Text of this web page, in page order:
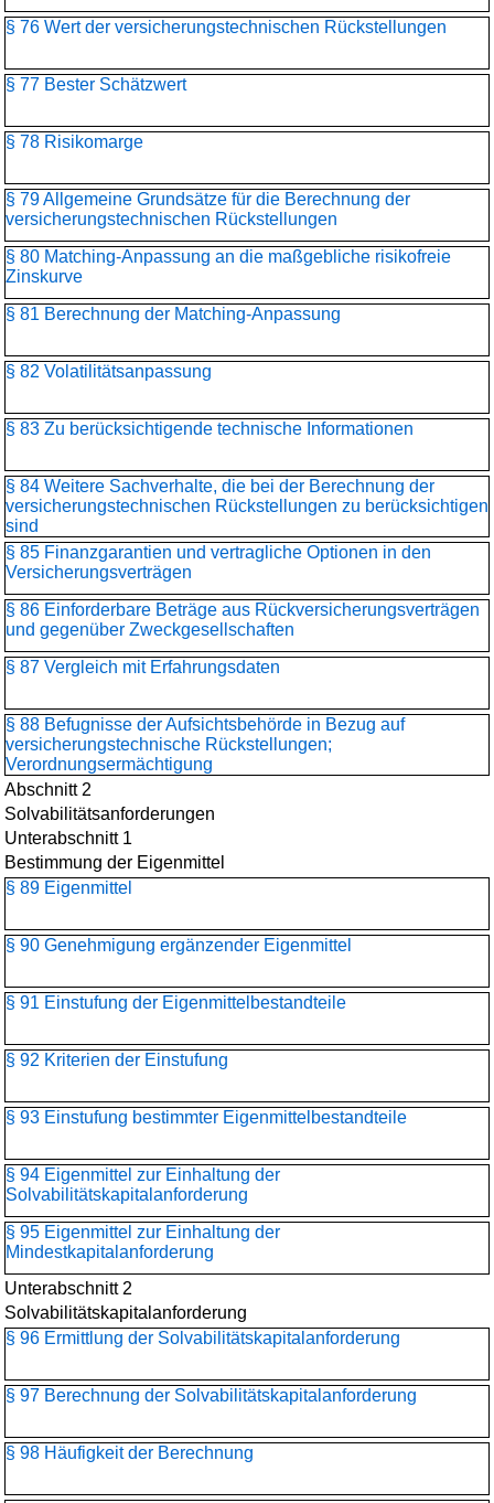
§ 76 Wert der versicherungstechnischen Rückstellungen
§ 77 Bester Schätzwert
§ 78 Risikomarge
§ 79 Allgemeine Grundsätze für die Berechnung der
versicherungstechnischen Rückstellungen
§ 80 Matching-Anpassung an die maßgebliche risikofreie
Zinskurve
§ 81 Berechnung der Matching-Anpassung
§ 82 Volatilitätsanpassung
§ 83 Zu berücksichtigende technische Informationen
§ 84 Weitere Sachverhalte, die bei der Berechnung der
versicherungstechnischen Rückstellungen zu berücksichtigen
sind
§ 85 Finanzgarantien und vertragliche Optionen in den
Versicherungsverträgen
§ 86 Einforderbare Beträge aus Rückversicherungsverträgen
und gegenüber Zweckgesellschaften
§ 87 Vergleich mit Erfahrungsdaten
§ 88 Befugnisse der Aufsichtsbehörde in Bezug auf
versicherungstechnische Rückstellungen;
Verordnungsermächtigung
Abschnitt 2
Solvabilitätsanforderungen
Unterabschnitt 1
Bestimmung der Eigenmittel
§ 89 Eigenmittel
§ 90 Genehmigung ergänzender Eigenmittel
§ 91 Einstufung der Eigenmittelbestandteile
§ 92 Kriterien der Einstufung
§ 93 Einstufung bestimmter Eigenmittelbestandteile
§ 94 Eigenmittel zur Einhaltung der
Solvabilitätskapitalanforderung
§ 95 Eigenmittel zur Einhaltung der
Mindestkapitalanforderung
Unterabschnitt 2
Solvabilitätskapitalanforderung
§ 96 Ermittlung der Solvabilitätskapitalanforderung
§ 97 Berechnung der Solvabilitätskapitalanforderung
§ 98 Häufigkeit der Berechnung